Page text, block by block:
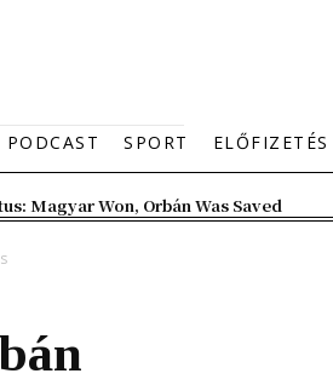
PODCAST SPORT ELŐFIZETÉS
Magyar Won, Orbán Was Saved